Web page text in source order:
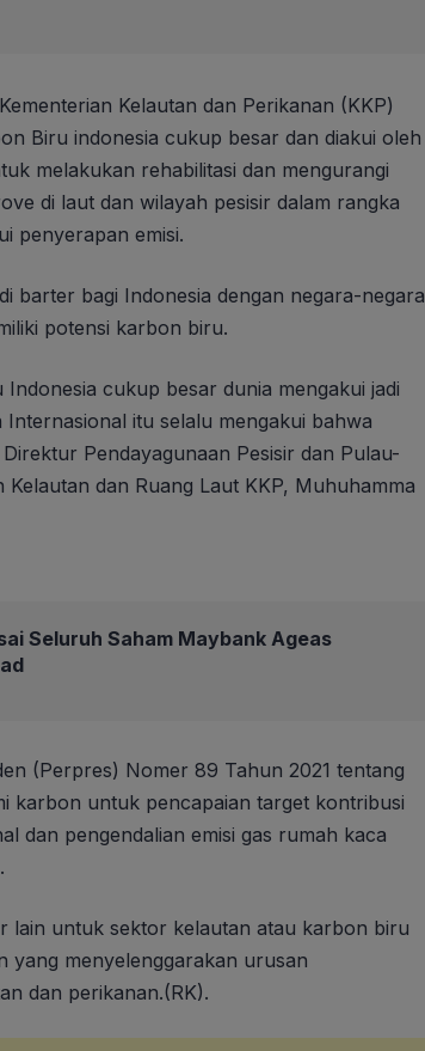
Kelautan dan Perikanan (KKP)
Biru indonesia cukup besar dan diakui oleh
melakukan rehabilitasi dan mengurangi
di laut dan wilayah pesisir dalam rangka
penyerapan emisi.
barter bagi Indonesia dengan negara-negara
potensi karbon biru.
cukup besar dunia mengakui jadi
itu selalu mengakui bahwa
Pendayagunaan Pesisir dan Pulau-
Kelautan dan Ruang Laut KKP, Muhuhamma
Seluruh Saham Maybank Ageas
(Perpres) Nomer 89 Tahun 2021 tentang
karbon untuk pencapaian target kontribusi
dan pengendalian emisi gas rumah kaca
lain untuk sektor kelautan atau karbon biru
yang menyelenggarakan urusan
dan perikanan.(RK).